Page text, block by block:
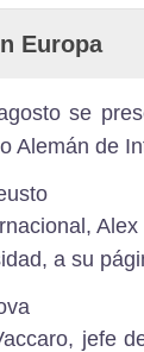
Europa
se
Alemán de
, a su
jefe